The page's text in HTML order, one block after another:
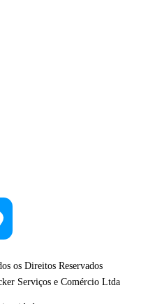
os Direitos Reservados
Serviços e Comércio Ltda